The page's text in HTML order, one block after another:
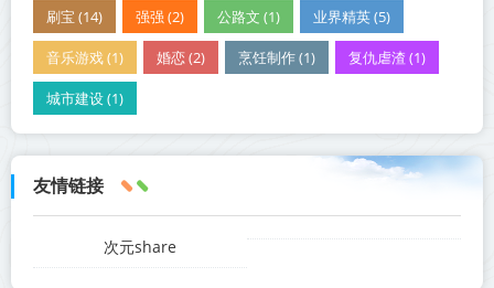
刷宝 (14) 强强 (2) 公路文 (1) 业界精英 (5)
音乐游戏 (1) 婚恋 (2) 烹饪制作 (1) 复仇虐渣 (1)
城市建设 (1)
友情链接
次元share